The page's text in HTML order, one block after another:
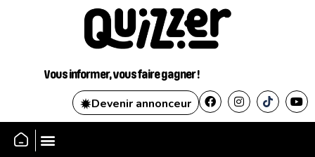
Vous informer, vous faire gagner !
Devenir annonceur